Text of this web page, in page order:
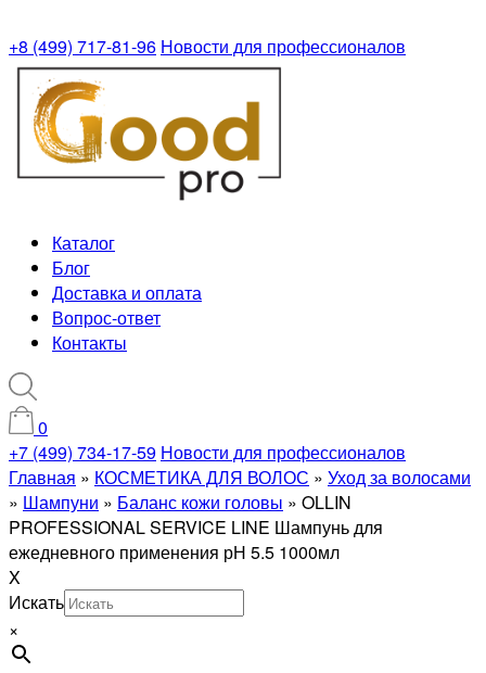
+8 (499) 717-81-96 Новости для профессионалов
Каталог
Блог
Доставка и оплата
Вопрос-ответ
Контакты
0
+7 (499) 734-17-59 Новости для профессионалов
Главная » КОСМЕТИКА ДЛЯ ВОЛОС » Уход за волосами
» Шампуни » Баланс кожи головы » OLLIN
PROFESSIONAL SERVICE LINE Шампунь для
ежедневного применения рН 5.5 1000мл
X
Искать
×